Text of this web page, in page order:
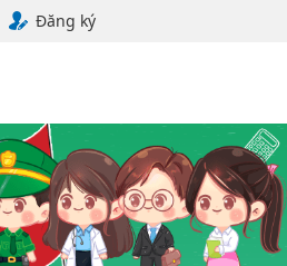
Đăng ký